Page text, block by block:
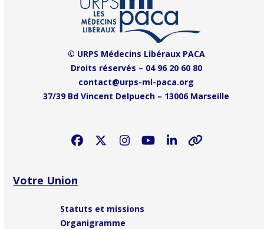
© URPS Médecins Libéraux PACA
Droits réservés – 04 96 20 60 80
contact@urps-ml-paca.org
37/39 Bd Vincent Delpuech – 13006 Marseille
Facebook
TwitterInstagram
YouTube
LinkedIn
Site
Votre Union
Statuts et missions
Organigramme